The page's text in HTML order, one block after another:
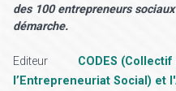
des 100 entrepreneurs
démarche.
Editeur
CODES
l’Entrepreneuriat Social) et